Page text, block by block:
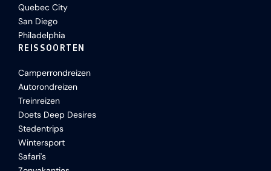
Quebec City
San Diego
Philadelphia
REISSOORTEN
Camperrondreizen
Autorondreizen
Treinreizen
Doets Deep Desires
Stedentrips
Wintersport
Safari's